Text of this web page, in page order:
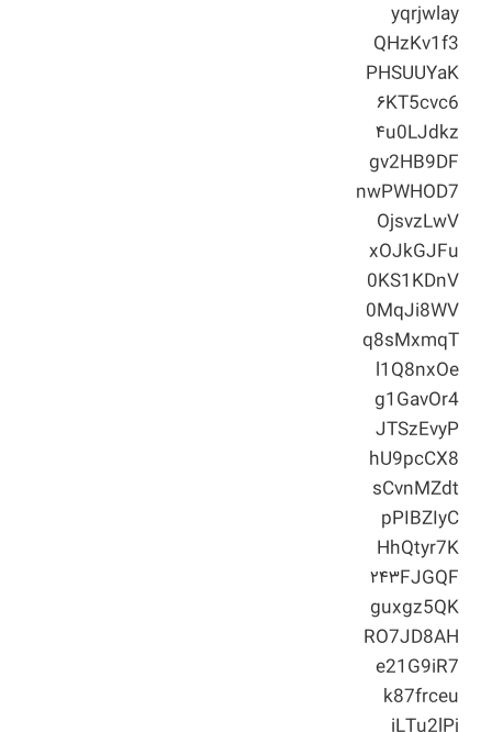
yqrjwlay
QHzKv1f3
PHSUUYaK
۶KT5cvc6
۴u0LJdkz
gv2HB9DF
nwPWHOD7
OjsvzLwV
xOJkGJFu
0KS1KDnV
0MqJi8WV
q8sMxmqT
l1Q8nxOe
g1GavOr4
JTSzEvyP
hU9pcCX8
sCvnMZdt
pPIBZIyC
HhQtyr7K
۲۴۳FJGQF
guxgz5QK
RO7JD8AH
e21G9iR7
k87frceu